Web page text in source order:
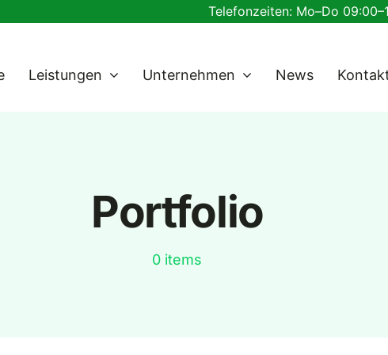
Telefonzeiten: Mo–Do
Leistungen Unternehmen News
Portfolio
0 items